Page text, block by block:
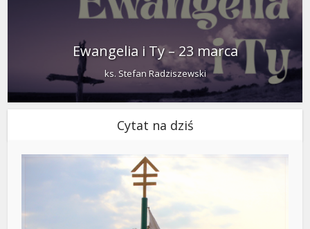
Ewangelia i Ty – 23 marca
ks. Stefan Radziszewski
Cytat na dziś